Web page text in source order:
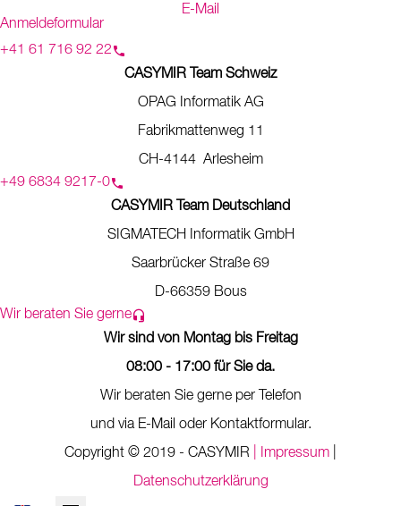
E-Mail
Anmeldeformular
+41 61 716 92 22
CASYMIR Team Schweiz
OPAG Informatik AG
Fabrikmattenweg 11
CH-4144 Arlesheim
+49 6834 9217-0
CASYMIR Team Deutschland
SIGMATECH Informatik GmbH
Saarbrücker Straße 69
D-66359 Bous
Wir beraten Sie gerne
Wir sind von Montag bis Freitag
08:00 - 17:00 für Sie da.
Wir beraten Sie gerne per Telefon
und via E-Mail oder Kontaktformular.
Copyright © 2019 - CASYMIR | Impressum
Datenschutzerklärung